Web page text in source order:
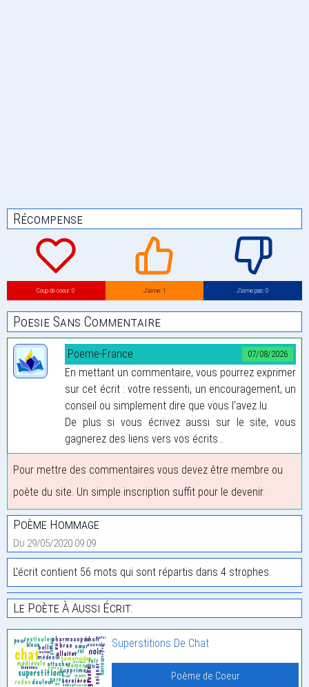
Récompense
Coup de coeur: 0 J’aime: 1 J’aime pas: 0
Poesie Sans Commentaire
07/08/2026
Poeme-France
En mettant un commentaire, vous pourrez exprimer
sur cet écrit : votre ressenti, un encouragement, un
conseil ou simplement dire que vous l'avez lu.
De plus si vous écrivez aussi sur le site, vous
gagnerez des liens vers vos écrits...
Pour mettre des commentaires vous devez être membre ou
poète du site. Un simple inscription suffit pour le devenir.
Poème Hommage
Du 29/05/2020 09:09
L'écrit contient 56 mots qui sont répartis dans 4 strophes.
Le Poète À Aussi Écrit:
Superstitions De Chat
Poème de Coeur